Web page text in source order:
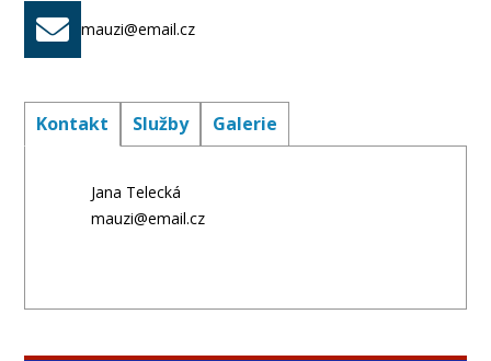
mauzi@email.cz
Kontakt Služby Galerie
Jana Telecká
mauzi@email.cz